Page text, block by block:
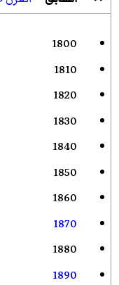
1800
1810
1820
1830
1840
1850
1860
1870
1880
1890